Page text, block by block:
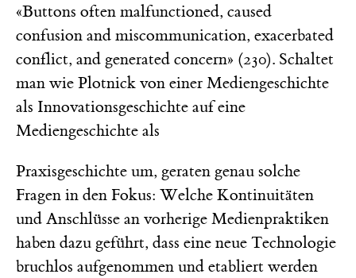
«Buttons often malfunctioned, caused
confusion and miscommunication, exacerbated
conflict, and generated concern» (230). Schaltet
man wie Plotnick von einer Mediengeschichte
als Innovationsgeschichte auf eine
Mediengeschichte als
Praxisgeschichte um, geraten genau solche
Fragen in den Fokus: Welche Kontinuitäten
und Anschlüsse an vorherige Medienpraktiken
haben dazu geführt, dass eine neue Technologie
bruchlos aufgenommen und etabliert werden